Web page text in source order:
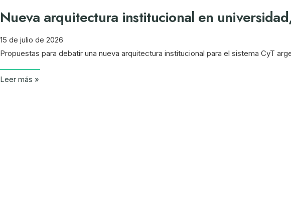
Nueva arquitectura institucional en
15 de julio de 2026
Propuestas para debatir una nueva arquitectura institucional para el sistema CyT
Leer más »